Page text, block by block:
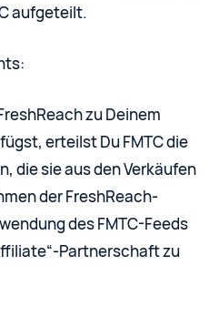
aufgeteilt.
zu Deinem
erteilst Du FMTC die
die sie aus den Verkäufen
der FreshReach-
des FMTC-Feeds
Partnerschaft zu